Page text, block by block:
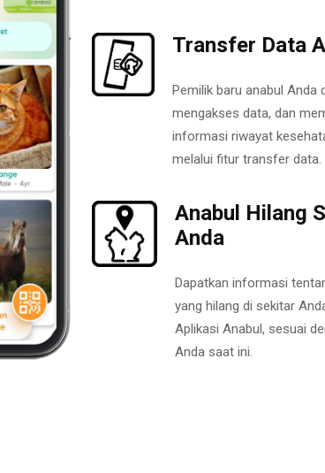
Transfer Data
Pemilik baru anabul Anda
mengakses data, dan
informasi riwayat
melalui fitur transfer data.
Anabul Hilang
Anda
Dapatkan informasi
yang hilang di sekitar
Aplikasi Anabul, sesuai
Anda saat ini.